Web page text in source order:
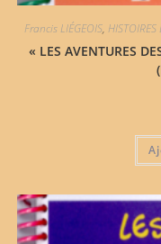
Francis LIÉGEOIS, HISTOIRES
« LES AVENTURES